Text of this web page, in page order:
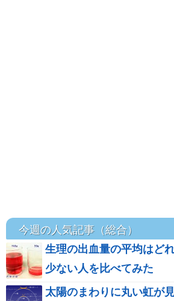
今週の人気記事（総合）
生理の出血量の平均はど
少ない人を比べてみた
太陽のまわりに丸い虹が